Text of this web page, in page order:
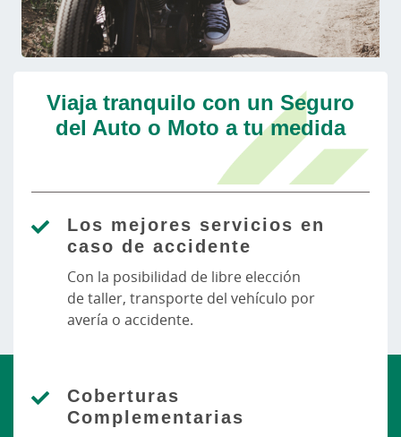
Viaja tranquilo con un Seguro
del Auto o Moto a tu medida
Los mejores servicios en
caso de accidente
Con la posibilidad de libre elección
de taller, transporte del vehículo por
avería o accidente.
Coberturas
Complementarias